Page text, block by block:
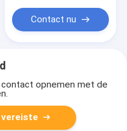
Contact nu
opnemen met de
vereiste